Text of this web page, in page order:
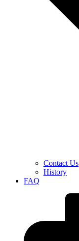
Contact Us
History
FAQ